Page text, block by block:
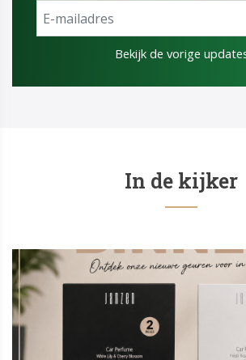
Bekijk de vorige
In de kijker